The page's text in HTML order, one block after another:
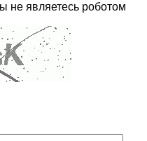
не являетесь роботом